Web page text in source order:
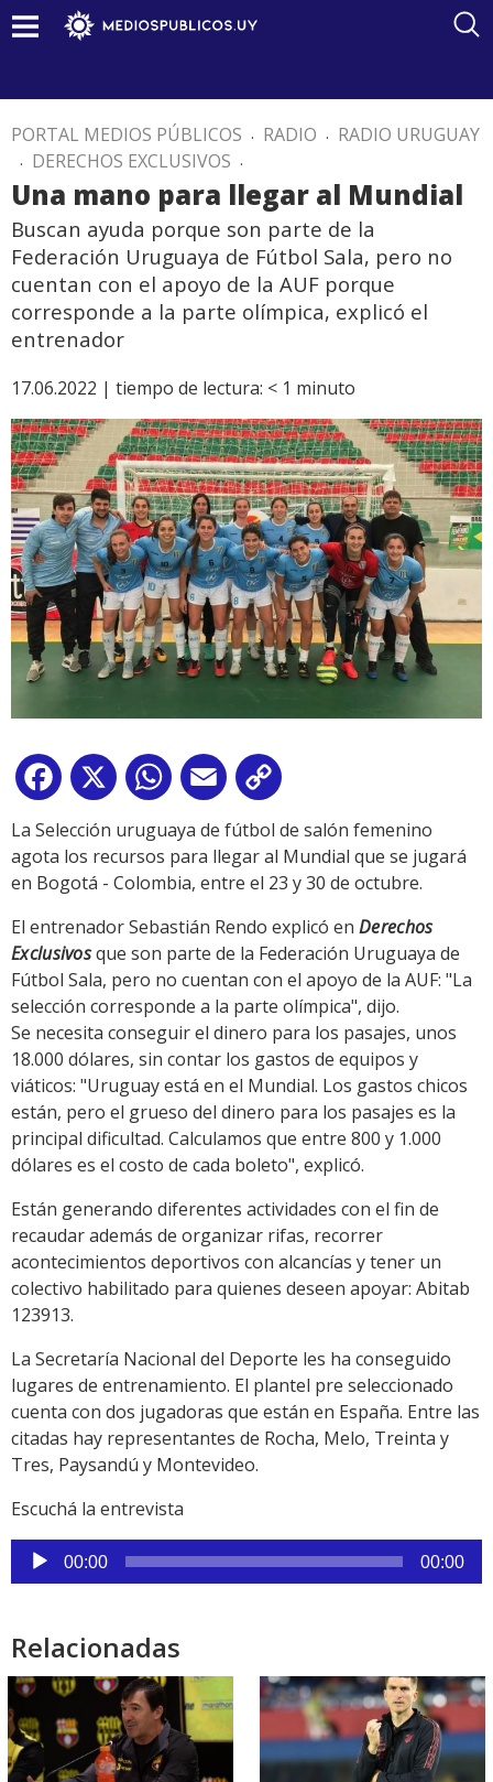
PORTAL MEDIOS PÚBLICOS . RADIO . RADIO URUGUAY
. DERECHOS EXCLUSIVOS .
Una mano para llegar al Mundial
Buscan ayuda porque son parte de la
Federación Uruguaya de Fútbol Sala, pero no
cuentan con el apoyo de la AUF porque
corresponde a la parte olímpica, explicó el
entrenador
17.06.2022 | tiempo de lectura: < 1 minuto
Facebook
X WhatsApp
Email
Link
La Selección uruguaya de fútbol de salón femenino
agota los recursos para llegar al Mundial que se jugará
en Bogotá - Colombia, entre el 23 y 30 de octubre.
El entrenador Sebastián Rendo explicó en Derechos
Exclusivosque son parte de la Federación Uruguaya de
Fútbol Sala, pero no cuentan con el apoyo de la AUF: "La
selección corresponde a la parte olímpica", dijo.
Se necesita conseguir el dinero para los pasajes, unos
18.000 dólares, sin contar los gastos de equipos y
viáticos: "Uruguay está en el Mundial. Los gastos chicos
están, pero el grueso del dinero para los pasajes es la
principal dificultad. Calculamos que entre 800 y 1.000
dólares es el costo de cada boleto", explicó.
Están generando diferentes actividades con el fin de
recaudar además de organizar rifas, recorrer
acontecimientos deportivos con alcancías y tener un
colectivo habilitado para quienes deseen apoyar: Abitab
123913.
La Secretaría Nacional del Deporte les ha conseguido
lugares de entrenamiento. El plantel pre seleccionado
cuenta con dos jugadoras que están en España. Entre las
citadas hay representantes de Rocha, Melo, Treinta y
Tres, Paysandú y Montevideo.
Escuchá la entrevista
Reproductor
de
00:00 00:00
Relacionadas